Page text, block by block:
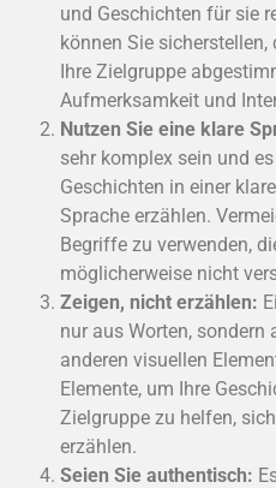
und Geschichten für sie
können Sie
Ihre Zielgruppe
Aufmerksamkeit und
Nutzen Sie eine klare
sehr komplex sein und
Geschichten in einer
Sprache erzählen.
Begriffe zu verwenden,
möglicherweise nicht
Zeigen, nicht erzählen:
nur aus Worten, sondern
anderen visuellen
Elemente, um Ihre
Zielgruppe zu helfen,
erzählen.
Seien Sie authentisch: